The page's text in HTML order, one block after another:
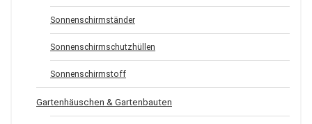
Sonnenschirmständer
Sonnenschirmschutzhüllen
Sonnenschirmstoff
Gartenhäuschen & Gartenbauten